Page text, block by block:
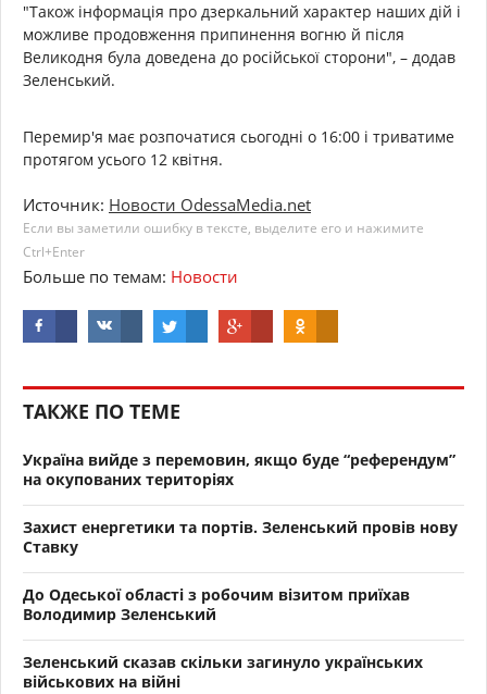
"Також інформація про дзеркальний характер наших дій і
можливе продовження припинення вогню й після
Великодня була доведена до російської сторони", – додав
Зеленський.
Перемир'я має розпочатися сьогодні о 16:00 і триватиме
протягом усього 12 квітня.
Источник: Новости OdessaMedia.net
Если вы заметили ошибку в тексте, выделите его и нажимите
Ctrl+Enter
Больше по темам: Новости
ТАКЖЕ ПО ТЕМЕ
Україна вийде з перемовин, якщо буде “референдум”
на окупованих територіях
Захист енергетики та портів. Зеленський провів нову
Ставку
До Одеської області з робочим візитом приїхав
Володимир Зеленський
Зеленський сказав скільки загинуло українських
військових на війні